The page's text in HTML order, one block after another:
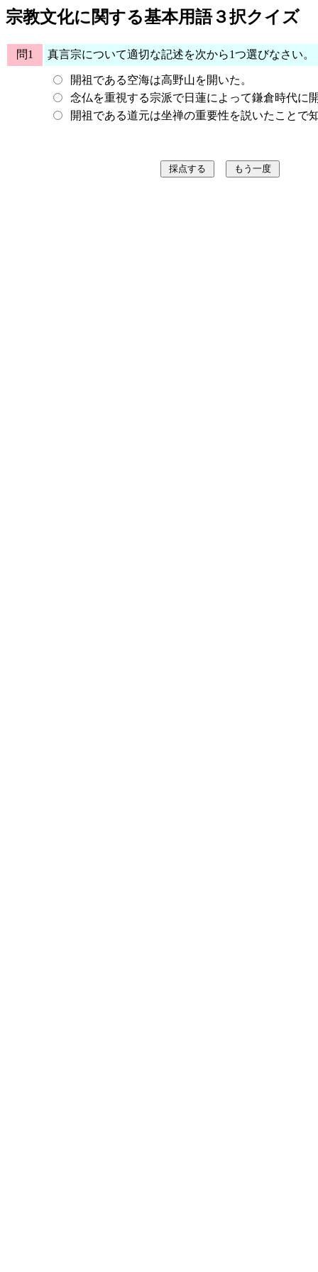
宗教文化に関する基本用語３択クイズ
問1 真言宗について適切な記述を次から1つ選びなさい。
開祖である空海は高野山を開いた。
念仏を重視する宗派で日蓮によって鎌倉時代に
開祖である道元は坐禅の重要性を説いたことで